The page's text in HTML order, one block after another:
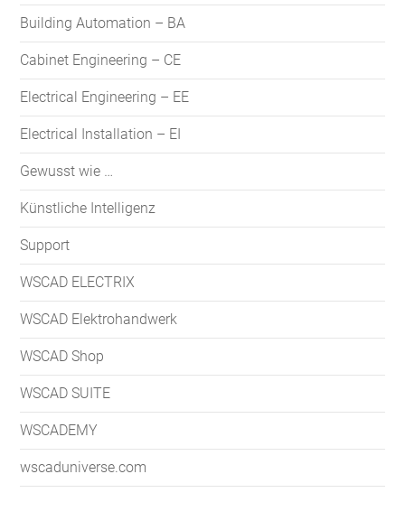
Building Automation – BA
Cabinet Engineering – CE
Electrical Engineering – EE
Electrical Installation – EI
Gewusst wie …
Künstliche Intelligenz
Support
WSCAD ELECTRIX
WSCAD Elektrohandwerk
WSCAD Shop
WSCAD SUITE
WSCADEMY
wscaduniverse.com